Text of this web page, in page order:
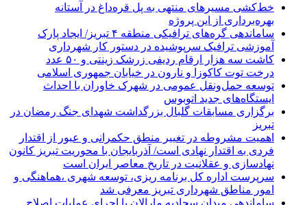
خط‌کشی مسیرهای منتهی به پل قره‌داغ در آستانه
بهره‌برداری از این پروژه
ساماندهی گره‌های ترافیکی منطقه ۴ تبریز/ ایجاد پارک
آموزشی ترافیک سرپوشیده در دستور کار شهرداری
کاشت سه هزار ارقام ردیفی زرشک زینتی و ۵۰ عدد
درخت توت کاکوزا و نارون در خیابان جمهوری اسلامی
توسعه حمل‌ونقل عمومی در شهرک خاوران با احداث
ایستگاه‌های جدید اتوبوس
برگزاری مسابقات گلبال بزرگداشت شهدای جنگ رمضان در
تبریز
اهمیت مشروطه در تغییر منطق حکمرانی و عبور از اقتدار
فردی به اقتدار نهادی است/ آذربایجان با محوریت تبریز کانون
نهادسازی و عقلانیت در تاریخ معاصر ایران است
سرپرست اداره کل برنامه ریزی، توسعه شهری ،هماهنگی و
امور مناطق شهرداری تبریز معرفی شد
ساماندهی میدان سجادیه مارالان با اجرای عملیات اصلاح